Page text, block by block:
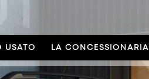
USATO LA CONCESSIONARIA